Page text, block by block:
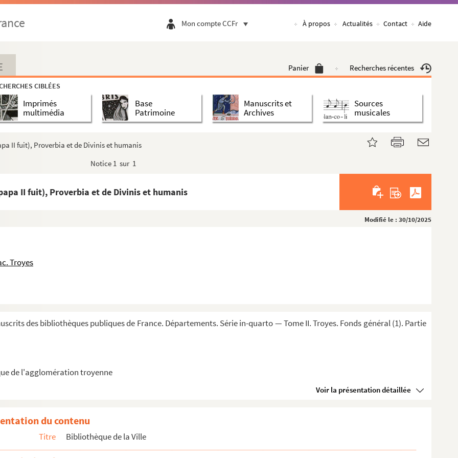
Mon compte CCFr À propos Actualités Contact Aide
Panier Recherches récentes
CIBLÉES
Imprimés
multimédia
Base
Patrimoine
Manuscrits et
Archives
Sources
musicales
II fuit), Proverbia et de Divinis et humanis
Notice 1 sur 1
II fuit), Proverbia et de Divinis et humanis
Modifié le : 30/10/2025
Troyes
des bibliothèques publiques de France. Départements. Série in-quarto — Tome II. Troyes. Fonds général (1). Partie
de l'agglomération troyenne
Voir la présentation détaillée
excerptæ super Vetus et Novum Testam...
Sermonum de Tempore et Festis
Seigneur, establie par nostre tres hono...
Dialogus inter magistrum et discipulum, qu...
LXXII)
et autres où il y a eu des conciles, évêqu...
scolastica)
Isaiam, Ezechielem, Iheremiam et Danielem)
per anni circulum, numero CXXV)
Jacobi de Voragine
l'empoisonnement de M. Paccory, alors principa...
edite (sive Clementinæ decretales, cum) e...
secundum hebraicam veritatem
du contenu
Titre Bibliothèque de la Ville